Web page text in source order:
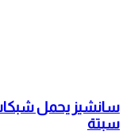
سانشيز يحمل شبكات
سبتة